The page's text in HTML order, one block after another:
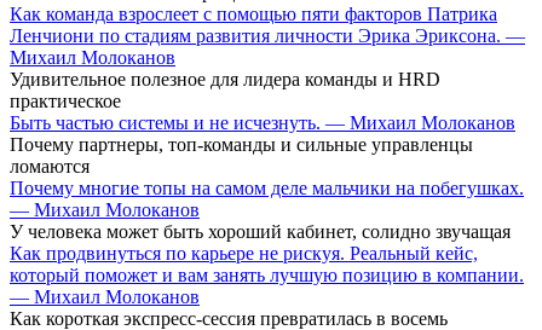
Как команда взрослеет с помощью пяти факторов Патрика
Ленчиони по стадиям развития личности Эрика Эриксона. —
Михаил Молоканов
Удивительное полезное для лидера команды и HRD
практическое
Быть частью системы и не исчезнуть. — Михаил Молоканов
Почему партнеры, топ-команды и сильные управленцы
ломаются
Почему многие топы на самом деле мальчики на побегушках.
— Михаил Молоканов
У человека может быть хороший кабинет, солидно звучащая
Как продвинуться по карьере не рискуя. Реальный кейс,
который поможет и вам занять лучшую позицию в компании.
— Михаил Молоканов
Как короткая экспресс-сессия превратилась в восемь